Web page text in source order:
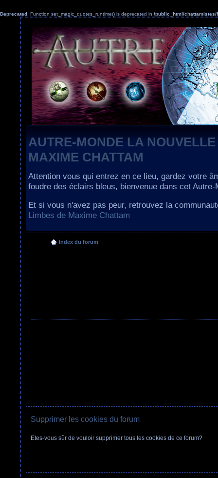
Deprecated: Function set_magic_quotes_runtime() is deprecated in /public_html/chattamistes/
AUTRE-MONDE LA
MAXIME CHATTAM
Attention vous qui entrez en ce lieu, gardez votre
foudre des éclairs bleus, bienvenue dans cet Autre-
Et si vous n'avez pas peur, retrouvez la
Limbes de Maxime Chattam
Index du forum
Supprimer les cookies du forum
Etes-vous sûr de vouloir supprimer tous les cookies de ce forum?